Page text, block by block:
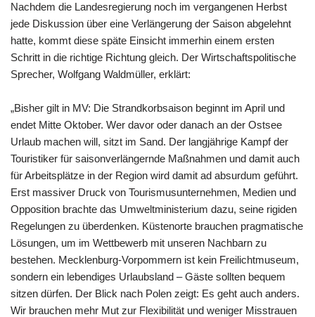
Nachdem die Landesregierung noch im vergangenen Herbst
jede Diskussion über eine Verlängerung der Saison abgelehnt
hatte, kommt diese späte Einsicht immerhin einem ersten
Schritt in die richtige Richtung gleich. Der Wirtschaftspolitische
Sprecher, Wolfgang Waldmüller, erklärt:
„Bisher gilt in MV: Die Strandkorbsaison beginnt im April und
endet Mitte Oktober. Wer davor oder danach an der Ostsee
Urlaub machen will, sitzt im Sand. Der langjährige Kampf der
Touristiker für saisonverlängernde Maßnahmen und damit auch
für Arbeitsplätze in der Region wird damit ad absurdum geführt.
Erst massiver Druck von Tourismusunternehmen, Medien und
Opposition brachte das Umweltministerium dazu, seine rigiden
Regelungen zu überdenken. Küstenorte brauchen pragmatische
Lösungen, um im Wettbewerb mit unseren Nachbarn zu
bestehen. Mecklenburg-Vorpommern ist kein Freilichtmuseum,
sondern ein lebendiges Urlaubsland – Gäste sollten bequem
sitzen dürfen. Der Blick nach Polen zeigt: Es geht auch anders.
Wir brauchen mehr Mut zur Flexibilität und weniger Misstrauen